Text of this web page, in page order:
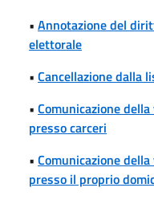
• Annotazione del
elettorale
• Cancellazione dalla
• Comunicazione
presso carceri
• Comunicazione
presso il proprio